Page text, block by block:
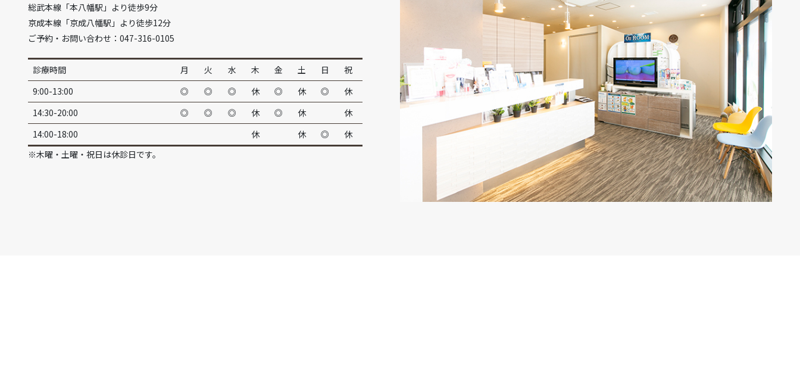
総武本線「本八幡駅」より徒歩9分
京成本線「京成八幡駅」より徒歩12分
ご予約・お問い合わせ：047-316-0105
診療時間 月 火 水 木 金 土 日
祝
9:00-13:00
◎ ◎ ◎ 休 ◎ 休 ◎
休
14:30-20:00
◎ ◎ ◎ 休 ◎ 休
休
14:00-18:00
休 休 ◎
休
※木曜・土曜・祝日は休診日です。